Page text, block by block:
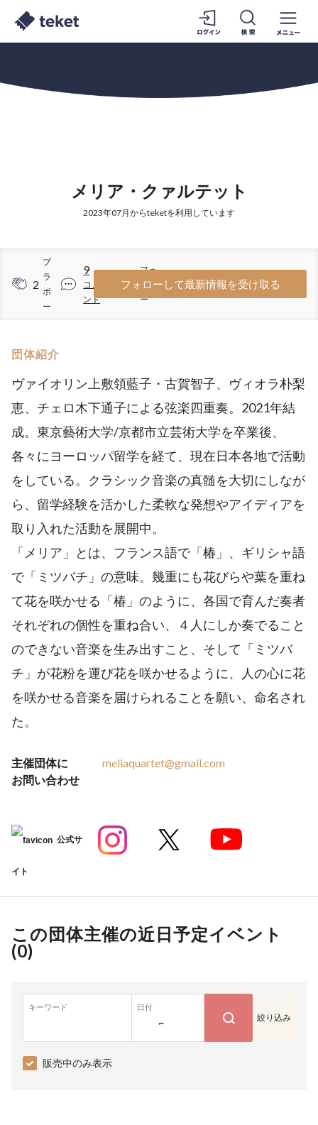
メリア・クァルテット
2023年07月からteketを利用しています
2
ブ
ラ
ボ
ー
9
コメ
ント
42
フォ
ロワ
ー
フォローして最新情報を受け取る
団体紹介
ヴァイオリン上敷領藍子・古賀智子、ヴィオラ朴梨
恵、チェロ木下通子による弦楽四重奏。2021年結
成。東京藝術大学/京都市立芸術大学を卒業後、
各々にヨーロッパ留学を経て、現在日本各地で活動
をしている。クラシック音楽の真髄を大切にしなが
ら、留学経験を活かした柔軟な発想やアイディアを
取り入れた活動を展開中。
「メリア」とは、フランス語で「椿」、ギリシャ語
で「ミツバチ」の意味。幾重にも花びらや葉を重ね
て花を咲かせる「椿」のように、各国で育んだ奏者
それぞれの個性を重ね合い、４人にしか奏でること
のできない音楽を生み出すこと、そして「ミツバ
チ」が花粉を運び花を咲かせるように、人の心に花
を咲かせる音楽を届けられることを願い、命名され
た。
主催団体に
お問い合わせ
meliaquartet@gmail.com
公式サ
イト
この団体主催の近日予定イベント
(0)
キーワード 日付
~ 絞り込み
販売中のみ表示